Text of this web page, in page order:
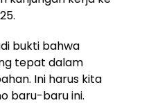
bukti bahwa
tepat dalam
Ini harus kita
baru-baru ini.